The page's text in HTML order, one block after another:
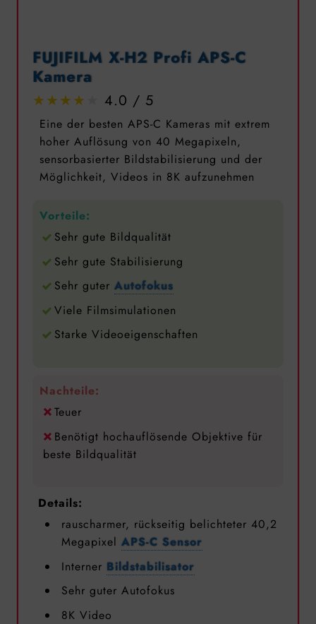
FUJIFILM X-H2 Profi APS-C
Kamera
4.0
Eine der besten APS-C Kameras mit extrem
hoher Auflösung von 40 Megapixeln,
sensorbasierter Bildstabilisierung und der
Möglichkeit, Videos in 8K aufzunehmen
Vorteile:
Sehr gute Bildqualität
Sehr gute Stabilisierung
Sehr guter Autofokus
Viele Filmsimulationen
Starke Videoeigenschaften
Nachteile:
Teuer
Benötigt hochauflösende Objektive für
beste Bildqualität
Details:
rauscharmer, rückseitig belichteter 40,2
Megapixel APS-C Sensor
Interner Bildstabilisator
Sehr guter Autofokus
8K Video